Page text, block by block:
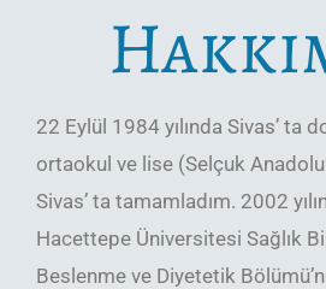
22 Eylül 1984 yılında Sivas’ ta
ortaokul ve lise (Selçuk
Sivas’ ta tamamladım. 2002
Hacettepe Üniversitesi Sağlık
Beslenme ve Diyetetik